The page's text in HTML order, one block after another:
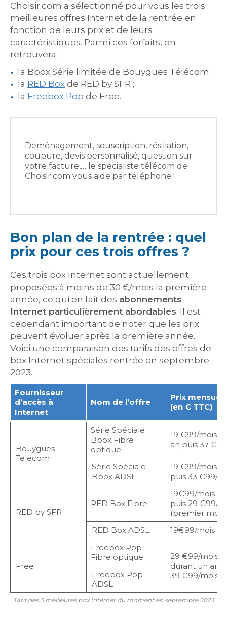
Choisir.com a sélectionné pour vous les trois
meilleures offres Internet de la rentrée en
fonction de leurs prix et de leurs
caractéristiques. Parmi ces forfaits, on
retrouvera :
la Bbox Série limitée de Bouygues Télécom ;
la RED Box de RED by SFR ;
la Freebox Pop de Free.
Déménagement, souscription, résiliation,
coupure, devis personnalisé, question sur
votre facture,… le spécialiste télécom de
Choisir.com vous aide par téléphone !
Bon plan de la rentrée : quel
prix pour ces trois offres ?
Ces trois box Internet sont actuellement
proposées à moins de 30 €/mois la première
année, ce qui en fait des abonnements
Internet particulièrement abordables. Il est
cependant important de noter que les prix
peuvent évoluer après la première année.
Voici une comparaison des tarifs des offres de
box Internet spéciales rentrée en septembre
2023.
Fournisseur
d’accès à
Internet
Nom de l’offre
Prix mensuel
(en € TTC)
Bouygues
Telecom
Série Spéciale
Bbox Fibre
optique
19 €99/mois
an puis 37
Série Spéciale
Bbox ADSL
19 €99/mois
puis 33 €99/
RED by SFR
RED Box Fibre
19€99/mois
puis 29 €99/
(premier mois
RED Box ADSL
19€99/mois
Free
Freebox Pop
Fibre optique
29 €99/mois
durant un an
39 €99/mois.
Freebox Pop
ADSL
Tarif des 3 meilleures box Internet du moment en septembre 2023